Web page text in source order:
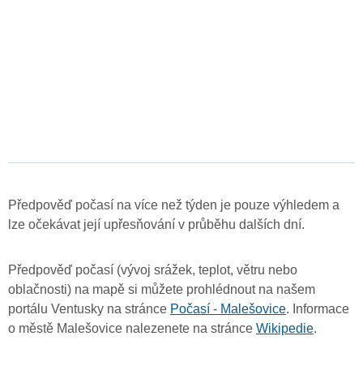
Předpověď počasí na více než týden je pouze výhledem a
lze očekávat její upřesňování v průběhu dalších dní.
Předpověď počasí (vývoj srážek, teplot, větru nebo
oblačnosti) na mapě si můžete prohlédnout na našem
portálu Ventusky na stránce Počasí - Malešovice. Informace
o městě Malešovice nalezenete na stránce Wikipedie.